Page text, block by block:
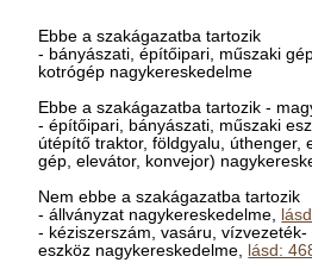
Ebbe a szakágazatba tartozik
- bányászati, építőipari, műszaki
kotrógép nagykereskedelme
Ebbe a szakágazatba tartozik -
- építőipari, bányászati, műszaki
útépítő traktor, földgyalu, úthenger,
gép, elevátor, konvejor)
Nem ebbe a szakágazatba tartozik
- állványzat nagykereskedelme,
- kéziszerszám, vasáru,
eszköz nagykereskedelme, lásd: